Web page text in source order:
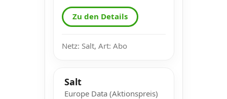
Zu den Details
Netz: Salt, Art: Abo
Salt
Europe Data (Aktionspreis)